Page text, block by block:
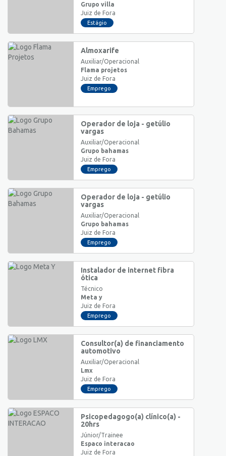
Grupo villa
Juiz de Fora
Estágio
Almoxarife
Auxiliar/Operacional
Flama projetos
Juiz de Fora
Emprego
Operador de loja - getúlio
vargas
Auxiliar/Operacional
Grupo bahamas
Juiz de Fora
Emprego
Operador de loja - getúlio
vargas
Auxiliar/Operacional
Grupo bahamas
Juiz de Fora
Emprego
Instalador de internet fibra
ótica
Técnico
Meta y
Juiz de Fora
Emprego
Consultor(a) de financiamento
automotivo
Auxiliar/Operacional
Lmx
Juiz de Fora
Emprego
Psicopedagogo(a) clínico(a) -
20hrs
Júnior/Trainee
Espaco interacao
Juiz de Fora